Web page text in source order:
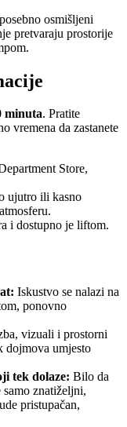
osmišljeni
pretvaraju prostorije
minuta. Pratite
vremena da zastanete
Store,
ujutro ili kasno
i dostupno je liftom.
Iskustvo se nalazi na
ponovno
vizuali i prostorni
dojmova umjesto
tek dolaze: Bilo da
znatiželjni,
pristupačan,